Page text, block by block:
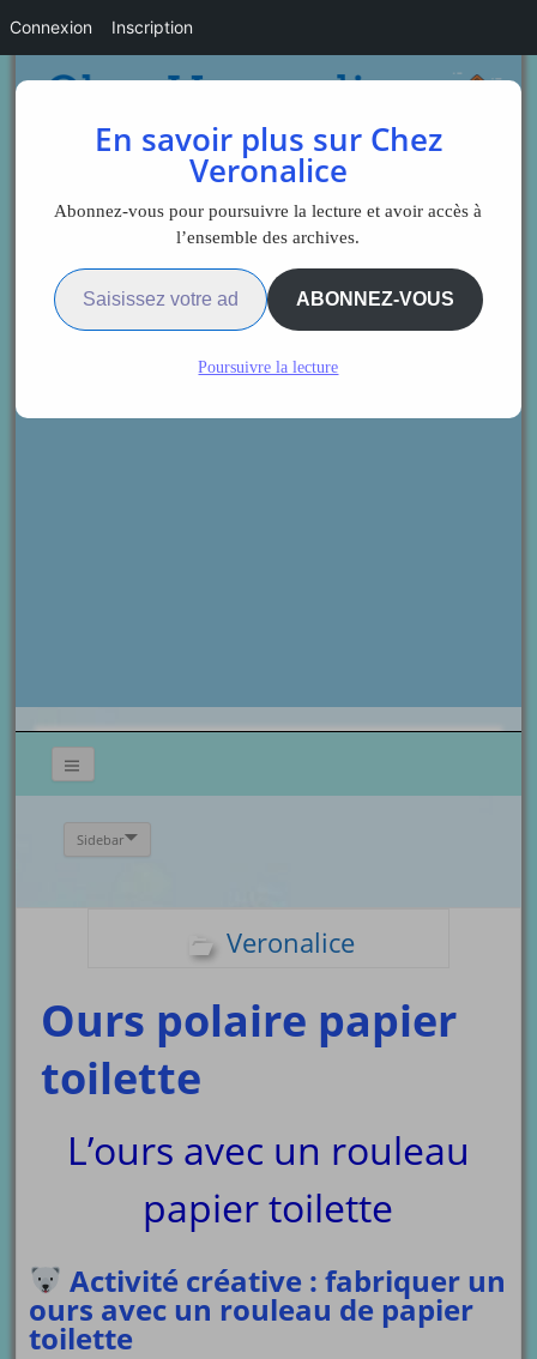
Sidebar
Veronalice
Ours polaire papier
toilette
L’ours avec un rouleau
papier toilette
Activité créative : fabriquer un
ours avec un rouleau de papier
toilette
En savoir plus sur Chez
Veronalice
Abonnez-vous pour poursuivre la lecture et avoir accès à
l’ensemble des archives.
Saisissez votre adresse e-mail…
ABONNEZ-VOUS
Poursuivre la lecture
Connexion Inscription